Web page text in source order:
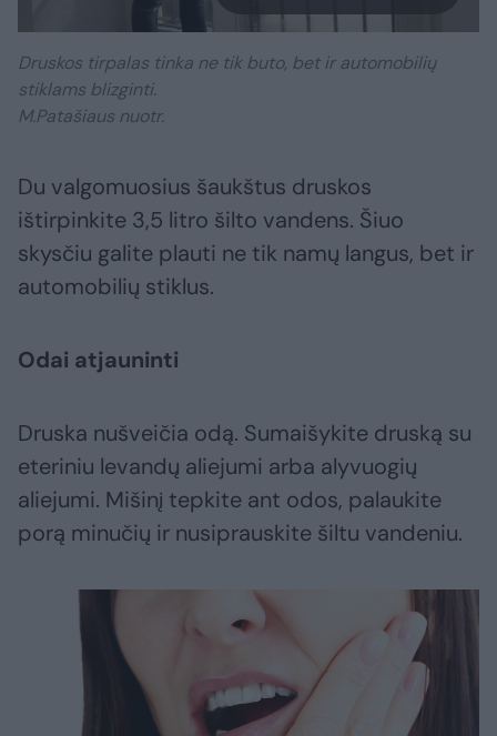
Druskos tirpalas tinka ne tik buto, bet ir automobilių
stiklams blizginti.
M.Patašiaus nuotr.
Du valgomuosius šaukštus druskos
ištirpinkite 3,5 litro šilto vandens. Šiuo
skysčiu galite plauti ne tik namų langus, bet ir
automobilių stiklus.
Odai atjauninti
Druska nušveičia odą. Sumaišykite druską su
eteriniu levandų aliejumi arba alyvuogių
aliejumi. Mišinį tepkite ant odos, palaukite
porą minučių ir nusiprauskite šiltu vandeniu.